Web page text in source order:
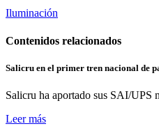
Iluminación
Contenidos relacionados
Salicru en el primer tren nacional de
Salicru ha aportado sus SAI/
Leer más